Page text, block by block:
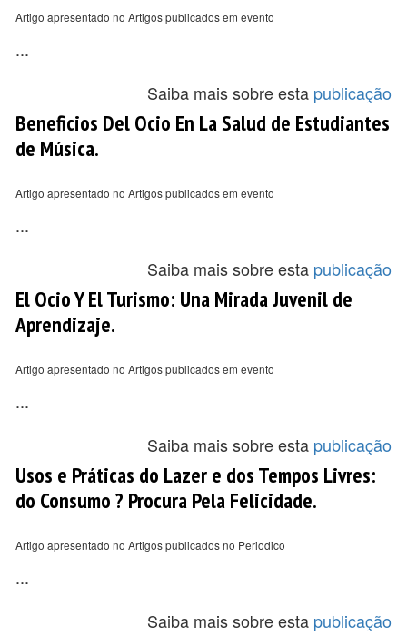
Artigo apresentado no Artigos publicados em evento
...
Saiba mais sobre esta publicação
Beneficios Del Ocio En La Salud de Estudiantes
de Música.
Artigo apresentado no Artigos publicados em evento
...
Saiba mais sobre esta publicação
El Ocio Y El Turismo: Una Mirada Juvenil de
Aprendizaje.
Artigo apresentado no Artigos publicados em evento
...
Saiba mais sobre esta publicação
Usos e Práticas do Lazer e dos Tempos Livres:
do Consumo ? Procura Pela Felicidade.
Artigo apresentado no Artigos publicados no Periodico
...
Saiba mais sobre esta publicação